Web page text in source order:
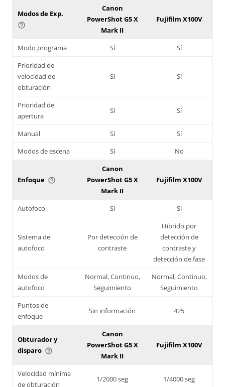
Modos de Exp.
help_outline
Canon
PowerShot G5 X
Mark II
Fujifilm X100V
Modo programa Sí
Sí
Prioridad de
velocidad de
obturación
Sí Sí
Prioridad de
apertura
Sí Sí
Manual Sí
Sí
Modos de escena
Sí No
Enfoque help_outline
Canon
PowerShot G5 X
Mark II
Fujifilm X100V
Autofoco Sí Sí
Sistema de
autofoco
Por detección de
contraste
Híbrido por
detección de
contraste y
detección de fase
Modos de
autofoco
Normal, Continuo,
Seguimiento
Normal, Continuo,
Seguimiento
Puntos de
enfoque
Sin información 425
Obturador y
disparo help_outline
Canon
PowerShot G5 X
Mark II
Fujifilm X100V
Velocidad mínima
de obturación
1/2000 seg 1/4000 seg